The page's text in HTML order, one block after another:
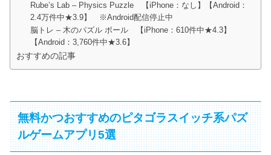
Rube’s Lab – Physics Puzzle 【iPhone：なし】【Android：
2.4万件中★3.9】 ※Android配信停止中
脳トレ – 木のパズル ボール 【iPhone：610件中★4.3】
【Android：3,760件中★3.6】
おすすめの記事
無料かつおすすめのピタゴラスイッチ系パズ
ルゲームアプリ5選